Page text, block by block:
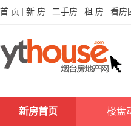
首 页 新 房 二手房 租 房 看房
新房首页 楼盘